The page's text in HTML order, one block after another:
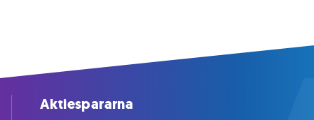
Aktiespararna